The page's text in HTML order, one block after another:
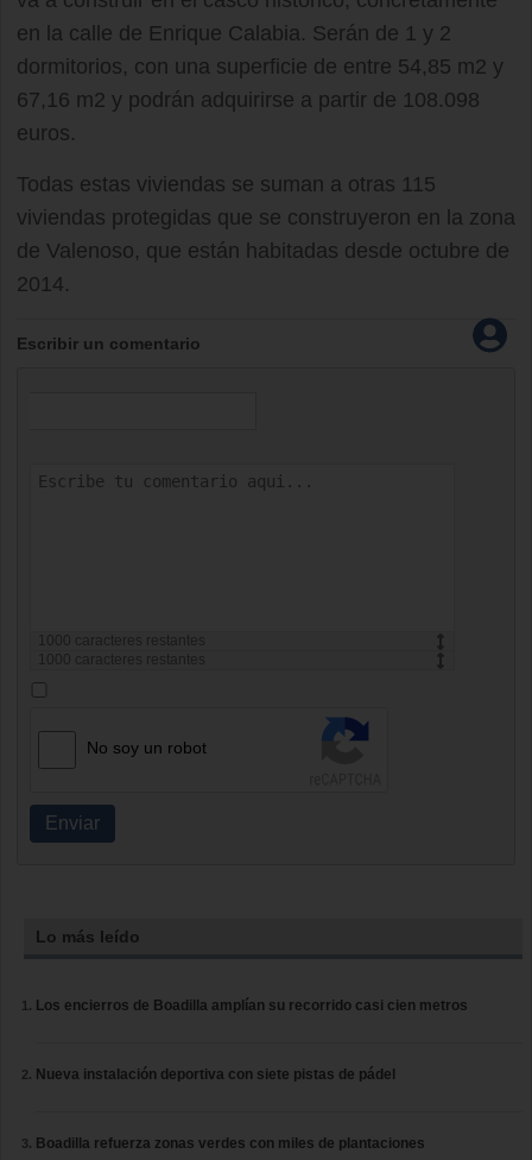
en la calle de Enrique Calabia. Serán de 1 y 2
dormitorios, con una superficie de entre 54,85 m2 y
67,16 m2 y podrán adquirirse a partir de 108.098
euros.
Todas estas viviendas se suman a otras 115
viviendas protegidas que se construyeron en la zona
de Valenoso, que están habitadas desde octubre de
2014.
Escribir un comentario
caracteres restantes
caracteres restantes
No soy un robot
Enviar
Lo más leído
Los encierros de Boadilla amplían su recorrido casi cien metros
Nueva instalación deportiva con siete pistas de pádel
Boadilla refuerza zonas verdes con miles de plantaciones